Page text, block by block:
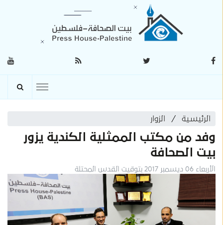
الرئيسية الزوار
وفد من مكتب الممثلية الكندية يزور
بيت الصحافة
الأربعاء 06 ديسمبر 2017 بتوقيت القدس المحتلة